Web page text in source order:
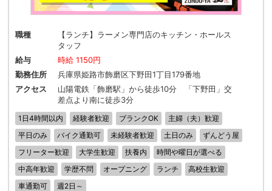
職種
【ランチ】ラーメン専門店のキッチン・ホールス
タッフ
給与
時給 1150円
勤務住所
兵庫県姫路市飾磨区下野田1丁目179番地
アクセス
山陽電鉄「飾磨駅」から徒歩10分 「下野田」交
差点より南に徒歩3分
1日4時間以内 経験者歓迎 ブランクOK
主婦（夫）歓迎
平日のみ
バイク通勤可 未経験者歓迎 土日のみ
ずんどう屋
フリーター歓迎
大学生歓迎 扶養内
時間や曜日が選べる
中高年歓迎
学歴不問 オープニング ランチ
高校生歓迎
車通勤可
週2日～